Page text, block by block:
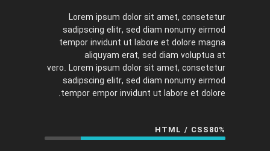
Lorem ipsum dolor sit amet, consetetur
sadipscing elitr, sed diam nonumy eirmod
tempor invidunt ut labore et dolore magna
aliquyam erat, sed diam voluptua at
vero. Lorem ipsum dolor sit amet, consetetur
sadipscing elitr, sed diam nonumy eirmod
tempor empor invidunt ut labore et dolore.
HTML / CSS80%